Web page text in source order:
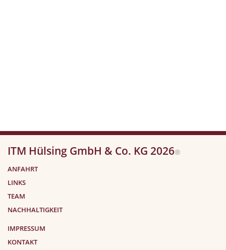
ITM Hülsing GmbH & Co. KG 2026®
ANFAHRT
LINKS
TEAM
NACHHALTIGKEIT
IMPRESSUM
KONTAKT